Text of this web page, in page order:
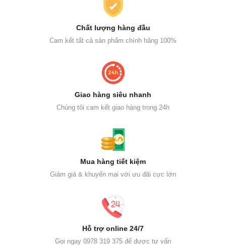
Chất lượng hàng đầu
Cam kết tất cả sản phẩm chính hãng 100%
Giao hàng siêu nhanh
Chúng tôi cam kết giao hàng trong 24h
Mua hàng tiết kiệm
Giảm giá & khuyến mại với ưu đãi cực lớn
Hỗ trợ online 24/7
Gọi ngay 0978 319 375 để được tư vấn